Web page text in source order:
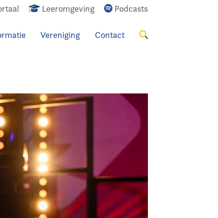
Leeromgeving Podcasts
Vereniging Contact